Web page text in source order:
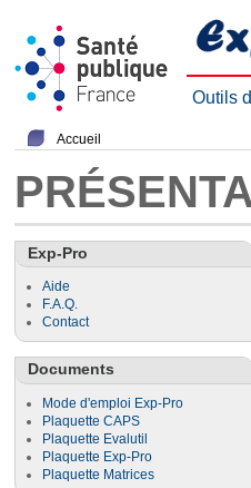
Outils
Accueil
Exp-Pro
Aide
F.A.Q.
Contact
Documents
Mode d'emploi Exp-Pro
Plaquette CAPS
Plaquette Evalutil
Plaquette Exp-Pro
Plaquette Matrices